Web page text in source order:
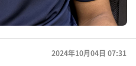
2024年10月04日 07:31